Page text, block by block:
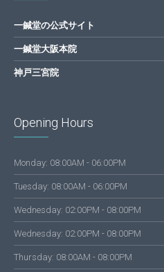
一鍼堂の公式サイト
一鍼堂大阪本院
神戸三宮院
Opening Hours
Monday: 08:00AM - 06:00PM
Tuesday: 08:00AM - 06:00PM
Wednesday: 02:00PM - 08:00PM
Wednesday: 02:00PM - 08:00PM
Thursday: 08:00AM - 08:00PM